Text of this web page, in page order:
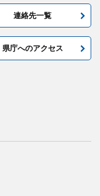
連絡先一覧
県庁へのアクセス